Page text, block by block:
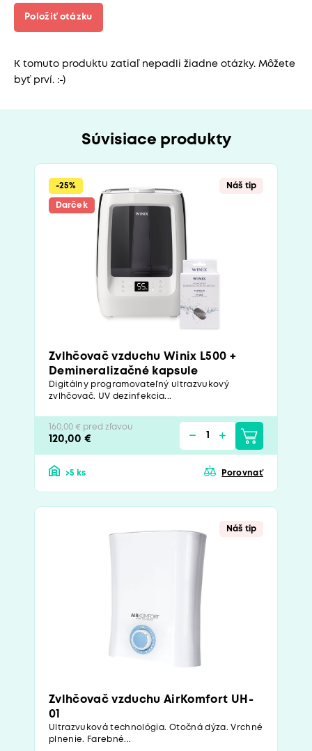
Položiť otázku
K tomuto produktu zatiaľ nepadli žiadne otázky. Môžete
byť prví. :-)
Súvisiace produkty
Darček
-25% Náš tip
Zvlhčovač vzduchu Winix L500 +
Demineralizačné kapsule
Digitálny programovateľný ultrazvukový
zvlhčovač. UV dezinfekcia...
160,00 € pred zľavou
120,00 €
>5 ks Porovnať
Náš tip
Zvlhčovač vzduchu AirKomfort UH-
01
Ultrazvuková technológia. Otočná dýza. Vrchné
plnenie. Farebné...